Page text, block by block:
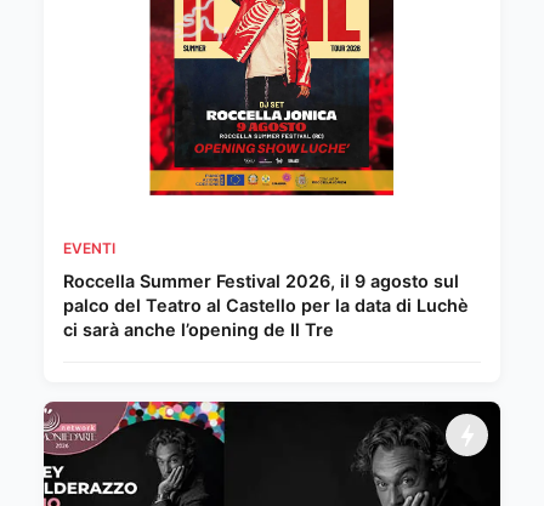
EVENTI
Roccella Summer Festival 2026, il 9 agosto sul
palco del Teatro al Castello per la data di Luchè
ci sarà anche l’opening de Il Tre